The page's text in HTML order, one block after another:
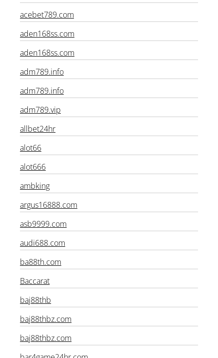
abbet789.com
acebet789.com
aden168ss.com
aden168ss.com
adm789.info
adm789.info
adm789.vip
allbet24hr
alot66
alot666
ambking
argus16888.com
asb9999.com
audi688.com
ba88th.com
Baccarat
baj88thb
baj88thbz.com
baj88thbz.com